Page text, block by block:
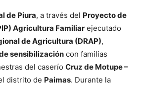
de Piura, a través del Proyecto de
Agricultura Familiar ejecutado
de Agricultura (DRAP),
sensibilización con familias
del caserío Cruz de Motupe –
distrito de Paimas. Durante la